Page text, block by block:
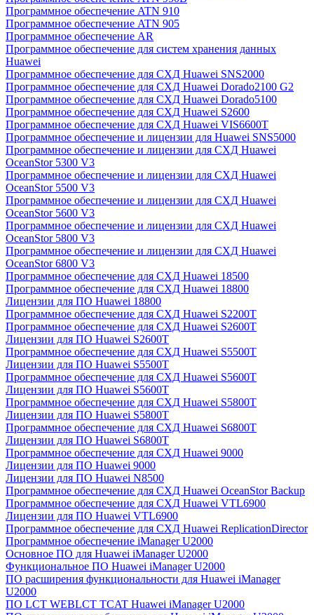
Программное обеспечение ATN 910
Программное обеспечение ATN 905
Программное обеспечение AR
Программное обеспечение для систем хранения данных
Huawei
Программное обеспечение для СХД Huawei SNS2000
Программное обеспечение для СХД Huawei Dorado2100 G2
Программное обеспечение для СХД Huawei Dorado5100
Программное обеспечение для СХД Huawei S2600
Программное обеспечение для СХД Huawei VIS6600T
Программное обеспечение и лицензии для Huawei SNS5000
Программное обеспечение и лицензии для СХД Huawei
OceanStor 5300 V3
Программное обеспечение и лицензии для СХД Huawei
OceanStor 5500 V3
Программное обеспечение и лицензии для СХД Huawei
OceanStor 5600 V3
Программное обеспечение и лицензии для СХД Huawei
OceanStor 5800 V3
Программное обеспечение и лицензии для СХД Huawei
OceanStor 6800 V3
Программное обеспечение для СХД Huawei 18500
Программное обеспечение для СХД Huawei 18800
Лицензии для ПО Huawei 18800
Программное обеспечение для СХД Huawei S2200T
Программное обеспечение для СХД Huawei S2600T
Лицензии для ПО Huawei S2600T
Программное обеспечение для СХД Huawei S5500T
Лицензии для ПО Huawei S5500T
Программное обеспечение для СХД Huawei S5600T
Лицензии для ПО Huawei S5600T
Программное обеспечение для СХД Huawei S5800T
Лицензии для ПО Huawei S5800T
Программное обеспечение для СХД Huawei S6800T
Лицензии для ПО Huawei S6800T
Программное обеспечение для СХД Huawei 9000
Лицензии для ПО Huawei 9000
Лицензии для ПО Huawei N8500
Программное обеспечение для СХД Huawei OceanStor Backup
Программное обеспечение для СХД Huawei VTL6900
Лицензии для ПО Huawei VTL6900
Программное обеспечение для СХД Huawei ReplicationDirector
Программное обеспечение iManager U2000
Основное ПО для Huawei iManager U2000
Функциональное ПО Huawei iManager U2000
ПО расширения функциональности для Huawei iManager
U2000
ПО LCT WEBLCT TCAT Huawei iManager U2000